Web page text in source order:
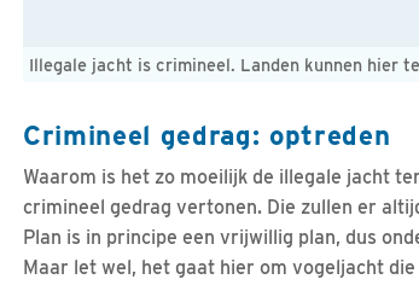
Illegale jacht is crimineel. Landen kunnen hier
Crimineel gedrag: optreden
Waarom is het zo moeilijk de illegale jacht
crimineel gedrag vertonen. Die zullen er
Plan is in principe een vrijwillig plan, dus
Maar let wel, het gaat hier om vogeljacht